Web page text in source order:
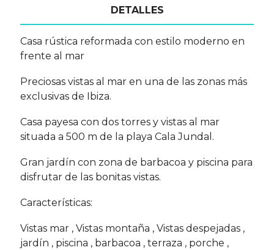
DETALLES
Casa rústica reformada con estilo moderno en
frente al mar
Preciosas vistas al mar en una de las zonas más
exclusivas de Ibiza.
Casa payesa con dos torres y vistas al mar
situada a 500 m de la playa Cala Jundal.
Gran jardín con zona de barbacoa y piscina para
disfrutar de las bonitas vistas.
Características:
Vistas mar , Vistas montaña , Vistas despejadas ,
jardín , piscina , barbacoa , terraza , porche ,